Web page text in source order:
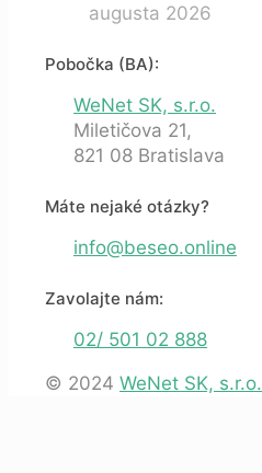
augusta 2026
Pobočka (BA):
WeNet SK, s.r.o.
Miletičova 21,
821 08 Bratislava
Máte nejaké otázky?
info@beseo.online
Zavolajte nám:
02/ 501 02 888
© 2024 WeNet SK, s.r.o.